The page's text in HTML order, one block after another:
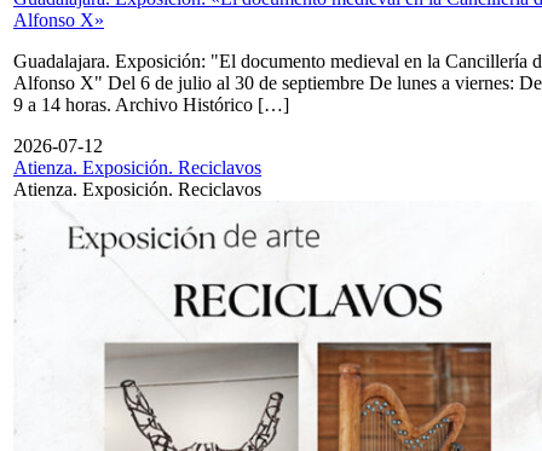
Alfonso X»
Guadalajara. Exposición: "El documento medieval en la Cancillería
Alfonso X" Del 6 de julio al 30 de septiembre De lunes a viernes: De
9 a 14 horas. Archivo Histórico […]
2026-07-12
Atienza. Exposición. Reciclavos
Atienza. Exposición. Reciclavos